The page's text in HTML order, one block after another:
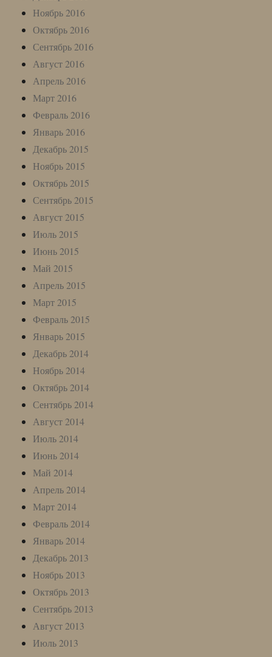
Ноябрь 2016
Октябрь 2016
Сентябрь 2016
Август 2016
Апрель 2016
Март 2016
Февраль 2016
Январь 2016
Декабрь 2015
Ноябрь 2015
Октябрь 2015
Сентябрь 2015
Август 2015
Июль 2015
Июнь 2015
Май 2015
Апрель 2015
Март 2015
Февраль 2015
Январь 2015
Декабрь 2014
Ноябрь 2014
Октябрь 2014
Сентябрь 2014
Август 2014
Июль 2014
Июнь 2014
Май 2014
Апрель 2014
Март 2014
Февраль 2014
Январь 2014
Декабрь 2013
Ноябрь 2013
Октябрь 2013
Сентябрь 2013
Август 2013
Июль 2013